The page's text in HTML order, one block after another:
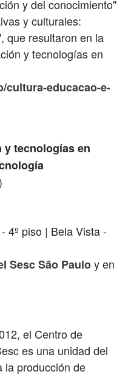
y del conocimiento"
y culturales:
que resultaron en la
y tecnologías en
cultura-educacao-e-
tecnologías en
4º piso | Bela Vista -
Sesc São Pauloy en
el Centro de
es una unidad del
la producción de